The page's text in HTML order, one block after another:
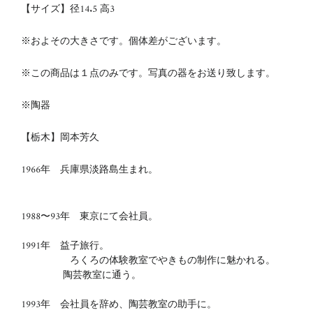
【サイズ】径14.5高3
※およその大きさです。個体差がございます。
※この商品は１点のみです。写真の器をお送り致します。
※陶器
【栃木】岡本芳久
1966年 兵庫県淡路島生まれ。
1988〜93年 東京にて会社員。
1991年 益子旅行。
ろくろの体験教室でやきもの制作に魅かれる。
陶芸教室に通う。
1993年 会社員を辞め、陶芸教室の助手に。